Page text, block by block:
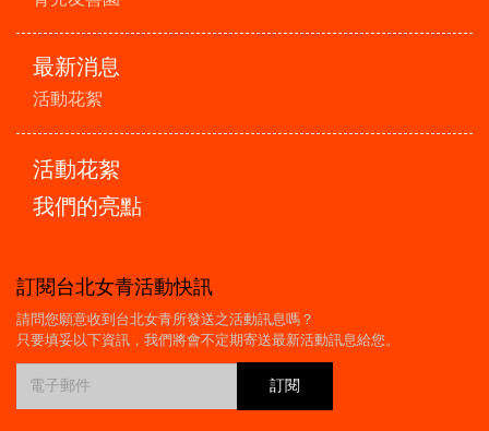
最新消息
活動花絮
活動花絮
我們的亮點
訂閱台北女青活動快訊
請問您願意收到台北女青所發送之活動訊息嗎？
只要填妥以下資訊，我們將會不定期寄送最新活動訊息給您。